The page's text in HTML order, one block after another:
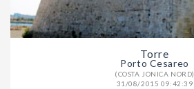
Torre
Porto Cesareo
(COSTA JONICA NORD)
31/08/2015 09:42:39